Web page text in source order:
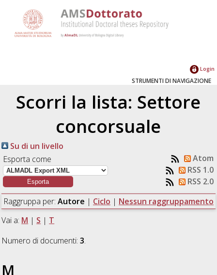
Login
STRUMENTI DI NAVIGAZIONE
Scorri la lista: Settore
concorsuale
Su di un livello
Esporta come
Atom
RSS 1.0
RSS 2.0
Raggruppa per: Autore | Ciclo | Nessun raggruppamento
Vai a: M | S | T
Numero di documenti:3.
M